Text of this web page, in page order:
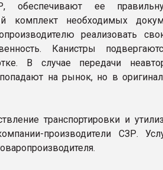
обеспечивают ее
комплект необходимых
реализовать
Канистры
В случае передачи
на рынок, но в
транспортировки и
производители СЗР.